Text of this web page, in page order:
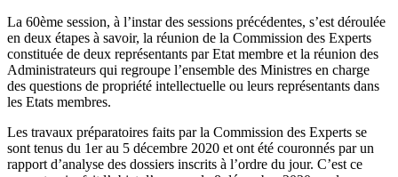
La 60ème session, à l’instar des sessions précédentes, s’est déroulée
en deux étapes à savoir, la réunion de la Commission des Experts
constituée de deux représentants par Etat membre et la réunion des
Administrateurs qui regroupe l’ensemble des Ministres en charge
des questions de propriété intellectuelle ou leurs représentants dans
les Etats membres.
Les travaux préparatoires faits par la Commission des Experts se
sont tenus du 1er au 5 décembre 2020 et ont été couronnés par un
rapport d’analyse des dossiers inscrits à l’ordre du jour. C’est ce